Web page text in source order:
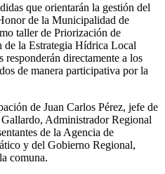
que orientarán la gestión del
de la Municipalidad de
taller de Priorización de
de la Estrategia Hídrica Local
directamente a los
de manera participativa por la
de Juan Carlos Pérez, jefe de
Administrador Regional
de la Agencia de
y del Gobierno Regional,
comuna.